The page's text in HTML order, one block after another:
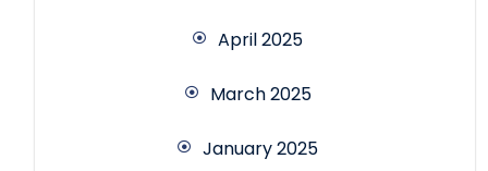
April 2025
March 2025
January 2025